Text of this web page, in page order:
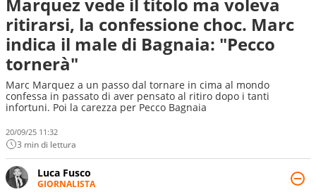
ritirarsi, la confessione choc. Marc
indica il male di Bagnaia: "Pecco
tornerà"
Marc Marquez a un passo dal tornare in cima al mondo
confessa in passato di aver pensato al ritiro dopo i tanti
infortuni. Poi la carezza per Pecco Bagnaia
20/09/25 11:32
3 min di lettura
Luca Fusco
GIORNALISTA